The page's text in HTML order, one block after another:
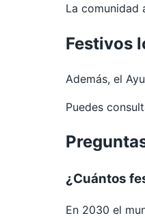
La comunidad
Festivos
Además, el
Puedes
¿Cuántos
En 2030 el